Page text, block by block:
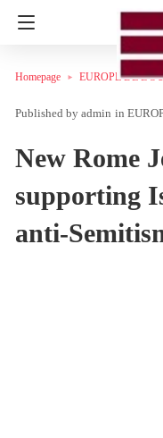
Homepage EUROPE DE
admin in
New Rome
supporting
anti-